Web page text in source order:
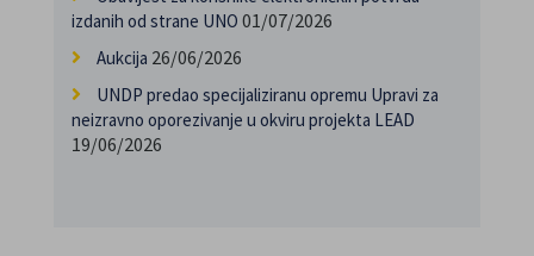
izdanih od strane UNO 01/07/2026
Aukcija 26/06/2026
UNDP predao specijaliziranu opremu Upravi za
neizravno oporezivanje u okviru projekta LEAD
19/06/2026